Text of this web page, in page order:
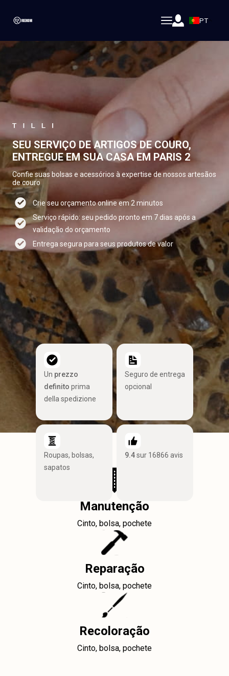
PT
SEU SERVIÇO DE ARTIGOS DE COURO,
ENTREGUE EM SUA CASA EM PARIS 2
Confie suas bolsas e acessórios à expertise de nossos artesãos
de couro
Crie seu orçamento online em 2 minutos
Serviço rápido: seu pedido pronto em 7 dias após a
validação do orçamento
Entrega segura para seus produtos de valor
Un prezzo
definito prima
della spedizione
Seguro de entrega
opcional
Roupas, bolsas,
sapatos
9.4sur 16866 avis
Manutenção
Cinto, bolsa, pochete
Reparação
Cinto, bolsa, pochete
Recoloração
Cinto, bolsa, pochete